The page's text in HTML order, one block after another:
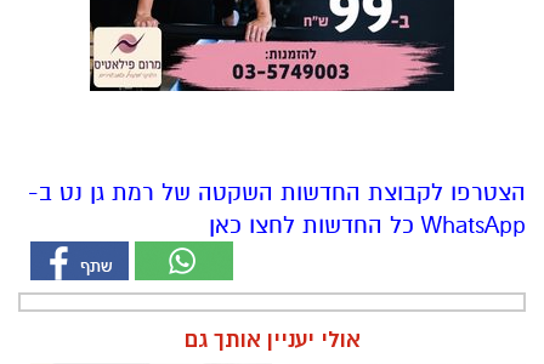
הצטרפו לקבוצת החדשות השקטה של רמת גן נט ב-
WhatsApp כל החדשות לחצו כאן
אולי יעניין אותך גם